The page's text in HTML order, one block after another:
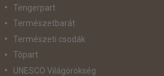
Tengerpart
Természetbarát
Természeti csodák
Tópart
UNESCO Világörökség